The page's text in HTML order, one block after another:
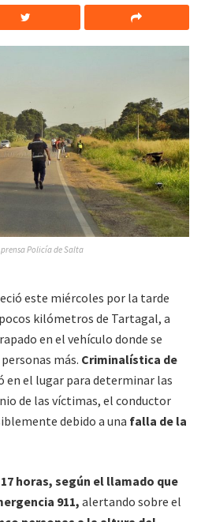
Policía de Salta
este miércoles por la tarde
kilómetros de Tartagal, a
en el vehículo donde se
más. Criminalística de
en el lugar para determinar las
de las víctimas, el conductor
debido a una falla de la
horas, según el llamado que
911, alertando sobre el